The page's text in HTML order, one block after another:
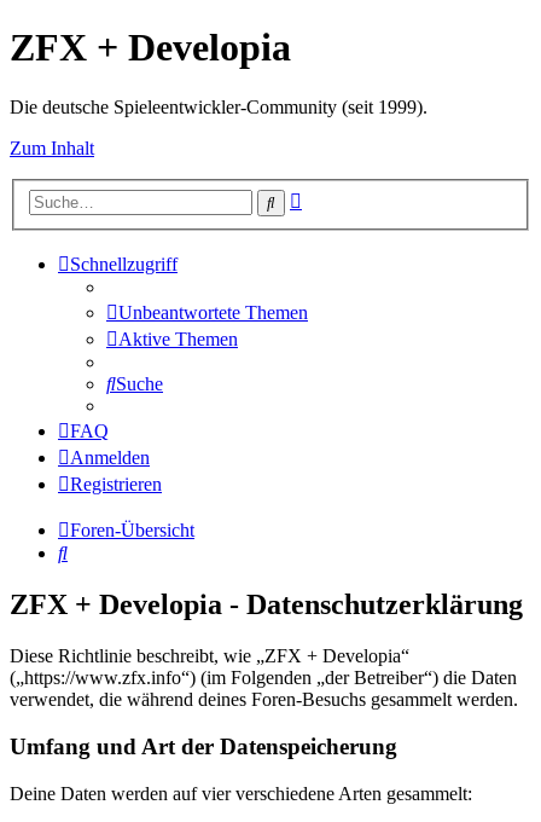
ZFX + Developia
Die deutsche Spieleentwickler-Community (seit 1999).
Zum Inhalt
Suche
Schnellzugriff
Unbeantwortete Themen
Aktive Themen
Suche
FAQ
Anmelden
Registrieren
Foren-Übersicht
Suche
ZFX + Developia - Datenschutzerklärung
Diese Richtlinie beschreibt, wie „ZFX + Developia“
(„https://www.zfx.info“) (im Folgenden „der Betreiber“) die Daten
verwendet, die während deines Foren-Besuchs gesammelt werden.
Umfang und Art der Datenspeicherung
Deine Daten werden auf vier verschiedene Arten gesammelt: